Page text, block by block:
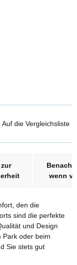
Auf die Vergleichsliste
wenn
den die
sind die perfekte
und Design
Park oder beim
Sie stets gut